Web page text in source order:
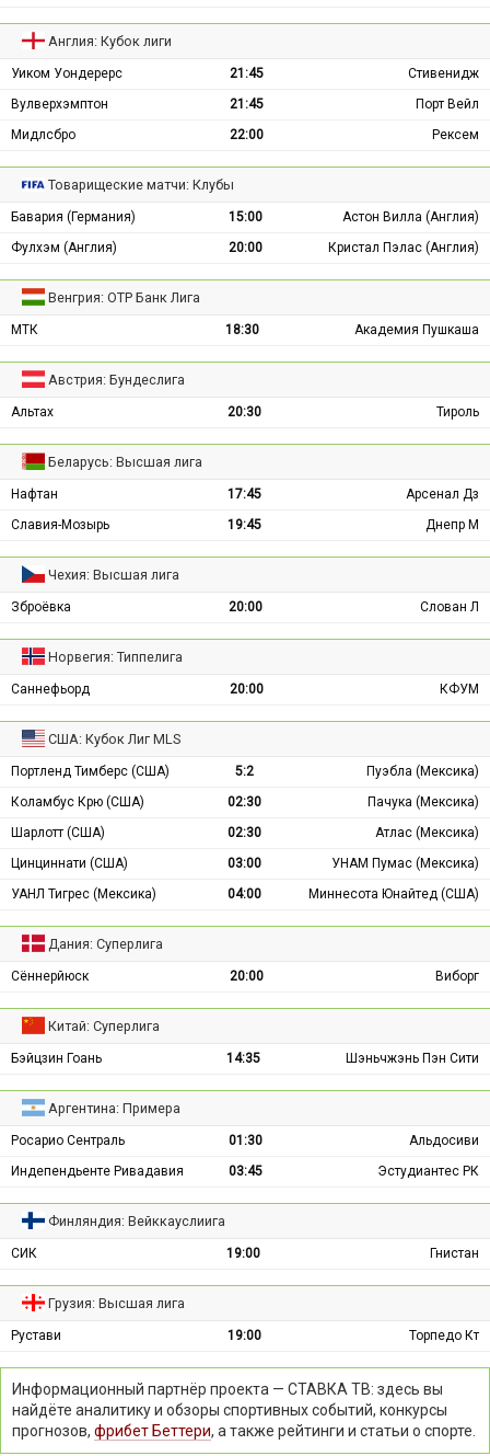
Англия: Кубок лиги
Уиком Уондерерс 21:45
Стивенидж
Вулверхэмптон
21:45
Порт Вейл
Мидлсбро
22:00 Рексем
Товарищеские матчи: Клубы
Бавария (Германия) 15:00
Астон Вилла (Англия)
Фулхэм (Англия)
20:00 Кристал Пэлас (Англия)
Венгрия: ОТР Банк Лига
МТК 18:30 Академия Пушкаша
Австрия: Бундеслига
Альтах 20:30 Тироль
Беларусь: Высшая лига
Нафтан 17:45
Арсенал Дз
Славия-Мозырь
19:45 Днепр М
Чехия: Высшая лига
Зброёвка 20:00 Слован Л
Норвегия: Типпелига
Саннефьорд 20:00 КФУМ
США: Кубок Лиг MLS
Портленд Тимберс (США) 5:2
Пуэбла (Мексика)
Коламбус Крю (США)
02:30
Пачука (Мексика)
Шарлотт (США)
02:30
Атлас (Мексика)
Цинциннати (США)
03:00
УНАМ Пумас (Мексика)
УАНЛ Тигрес (Мексика)
04:00 Миннесота Юнайтед (США)
Дания: Суперлига
Сённерйюск 20:00 Виборг
Китай: Суперлига
Бэйцзин Гоань 14:35 Шэньчжэнь Пэн Сити
Аргентина: Примера
Росарио Сентраль 01:30
Альдосиви
Индепендьенте Ривадавия
03:45 Эстудиантес РК
Финляндия: Вейккауслиига
СИК 19:00 Гнистан
Грузия: Высшая лига
Рустави 19:00 Торпедо Кт
Информационный партнёр проекта — СТАВКА ТВ: здесь вы
найдёте аналитику и обзоры спортивных событий, конкурсы
прогнозов, фрибет Беттери, а также рейтинги и статьи о спорте.